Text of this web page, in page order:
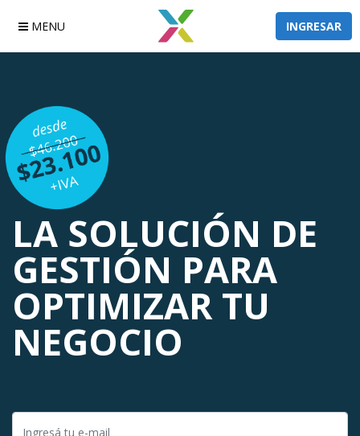
MENU INGRESAR
LA SOLUCIÓN DE
GESTIÓN PARA
OPTIMIZARTU
NEGOCIO